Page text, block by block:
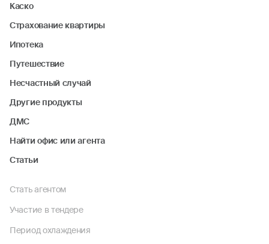
Каско
Страхование квартиры
Ипотека
Путешествие
Несчастный случай
Другие продукты
ДМС
Найти офис или агента
Статьи
Стать агентом
Участие в тендере
Период охлаждения